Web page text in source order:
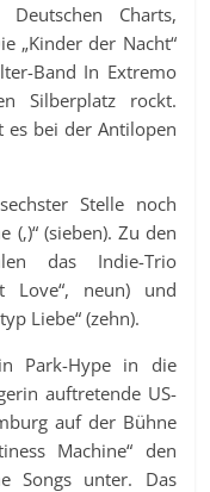
Charts,
„Kinder der Nacht“
Band In Extremo
Silberplatz rockt.
es bei der Antilopen
Stelle noch
(‚)“ (sieben). Zu den
das Indie-Trio
Love“, neun) und
Liebe“ (zehn).
Park-Hype in die
auftretende US-
auf der Bühne
Machine“ den
Songs unter. Das